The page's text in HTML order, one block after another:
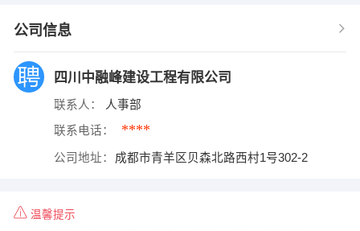
公司信息
四川中融峰建设工程有限公司
联系人： 人事部
联系电话： ****
公司地址： 成都市青羊区贝森北路西村1号302-2
温馨提示